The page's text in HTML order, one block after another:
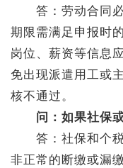
答：劳动合同必
期限需满足申报时
岗位、薪资等信息
免出现派遣用工或
核不通过。
问：如果社保
答：社保和个税
非正常的断缴或漏